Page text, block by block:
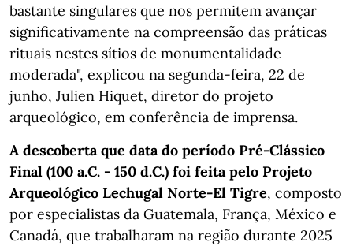
bastante singulares que nos permitem avançar
significativamente na compreensão das práticas
rituais nestes sítios de monumentalidade
moderada", explicou na segunda-feira, 22 de
junho, Julien Hiquet, diretor do projeto
arqueológico, em conferência de imprensa.
A descoberta que data do período Pré-Clássico
Final (100 a.C. - 150 d.C.) foi feita pelo Projeto
Arqueológico Lechugal Norte-El Tigre, composto
por especialistas da Guatemala, França, México e
Canadá, que trabalharam na região durante 2025